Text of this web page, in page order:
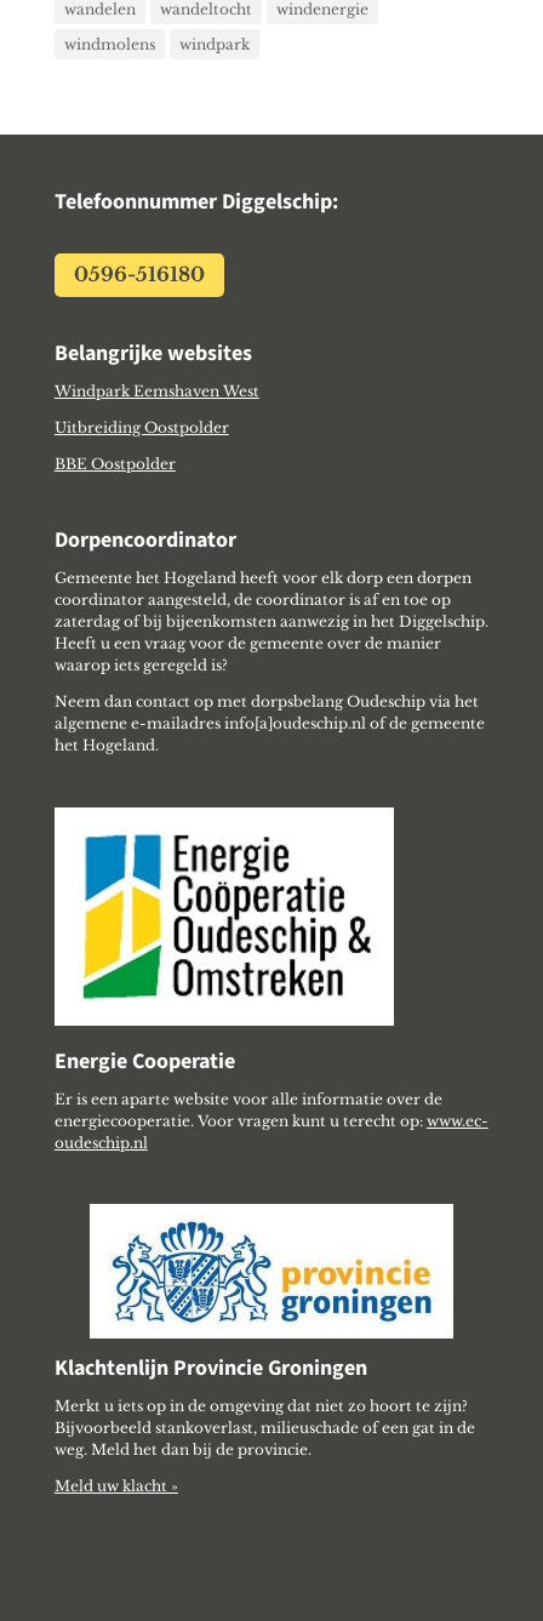
wandelen
wandeltocht
windenergie
windmolens
windpark
Telefoonnummer Diggelschip:
0596-516180
Belangrijke websites
Windpark Eemshaven West
Uitbreiding Oostpolder
BBE Oostpolder
Dorpencoordinator
Gemeente het Hogeland heeft voor elk dorp een dorpen
coordinator aangesteld, de coordinator is af en toe op
zaterdag of bij bijeenkomsten aanwezig in het Diggelschip.
Heeft u een vraag voor de gemeente over de manier
waarop iets geregeld is?
Neem dan contact op met dorpsbelang Oudeschip via het
algemene e-mailadres info[a]oudeschip.nl of de gemeente
het Hogeland.
Energie Cooperatie
Er is een aparte website voor alle informatie over de
energiecooperatie. Voor vragen kunt u terecht op: www.ec-
oudeschip.nl
Klachtenlijn Provincie Groningen
Merkt u iets op in de omgeving dat niet zo hoort te zijn?
Bijvoorbeeld stankoverlast, milieuschade of een gat in de
weg. Meld het dan bij de provincie.
Meld uw klacht »